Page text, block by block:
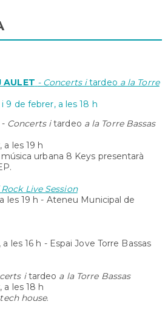
AULET - Concerts itardeo a la Torre
9 de febrer, a les 18 h
- Concerts itardeo a la Torre Bassas
a les 19 h
urbana 8 Keys presentarà
Live Session
les 19 h - Ateneu Municipal de
les 16 h - Espai Jove Torre Bassas
itardeo a la Torre Bassas
a les 18 h
tech house.